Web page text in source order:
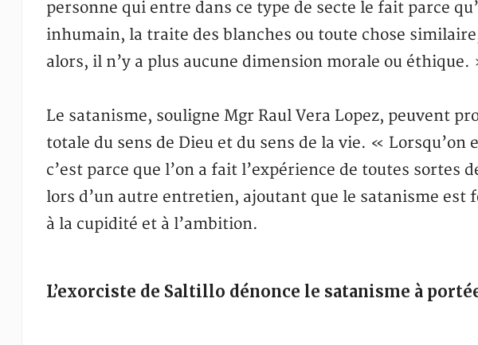
personne qui entre dans ce type de secte le fait parce
inhumain, la traite des blanches ou toute chose
alors, il n’y a plus aucune dimension morale ou éthique.
Le satanisme, souligne Mgr Raul Vera Lopez, peuvent
totale du sens de Dieu et du sens de la vie. « Lorsqu’on
c’est parce que l’on a fait l’expérience de toutes sortes
lors d’un autre entretien, ajoutant que le satanisme est
à la cupidité et à l’ambition.
L’exorciste de Saltillo dénonce le satanisme à